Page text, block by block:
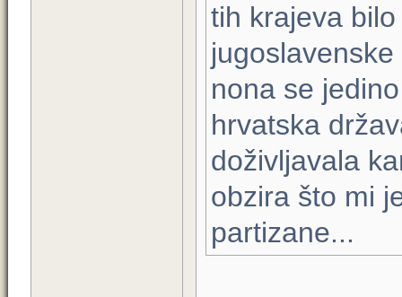
tih krajeva
nona se
hrvatska
doživljavala
obzira što mi
partizane...